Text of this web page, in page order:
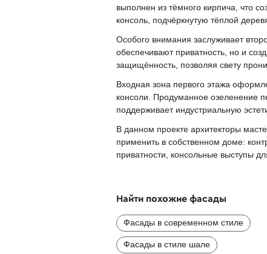
выполнен из тёмного кирпича, что
консоль, подчёркнутую тёплой
Особого внимания заслуживает
обеспечивают приватность, но и
защищённость, позволяя свету
Входная зона первого этажа
консоли. Продуманное озеленение
поддерживает индустриальную
В данном проекте архитекторы
применить в собственном доме:
приватности, консольные выступы
Найти похожие фасады
Фасады в современном стиле
Фасады в стиле шале